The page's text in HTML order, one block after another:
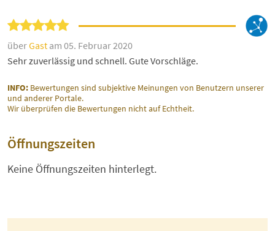
überGast am 05. Februar 2020
Sehr zuverlässig und schnell. Gute Vorschläge.
INFO: Bewertungen sind subjektive Meinungen von Benutzern unserer
und anderer Portale.
Wir überprüfen die Bewertungen nicht auf Echtheit.
Öffnungszeiten
Keine Öffnungszeiten hinterlegt.